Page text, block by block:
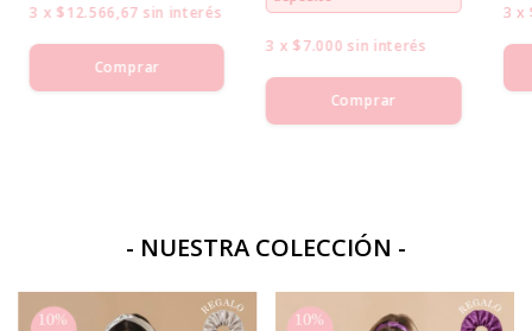
3 x $12.566,67 sin interés
Comprar
3 x $7.000 sin interés
Comprar
3 x
- NUESTRA COLECCIÓN -